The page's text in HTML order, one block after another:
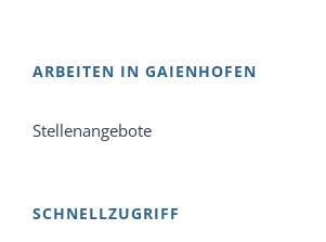
ARBEITEN IN GAIENHOFEN
Stellenangebote
SCHNELLZUGRIFF